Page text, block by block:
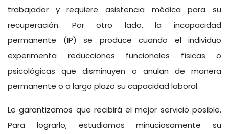
trabajador y requiere asistencia médica para su
recuperación. Por otro lado, la incapacidad
permanente (IP) se produce cuando el individuo
experimenta reducciones funcionales físicas o
psicológicas que disminuyen o anulan de manera
permanente o a largo plazo su capacidad laboral.
Le garantizamos que recibirá el mejor servicio posible.
Para lograrlo, estudiamos minuciosamente su